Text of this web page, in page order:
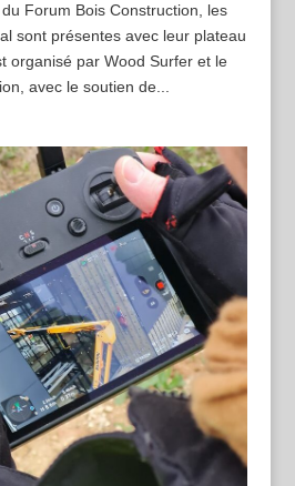
Forum Bois Construction, les
sont présentes avec leur plateau
organisé par Wood Surfer et le
avec le soutien de...